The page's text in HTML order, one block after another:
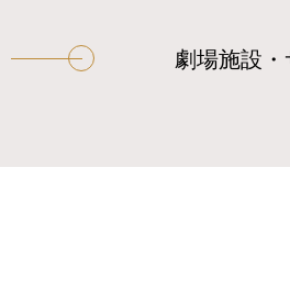
劇場施設